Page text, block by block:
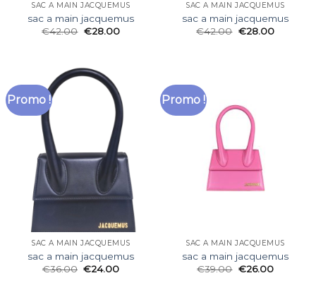
SAC A MAIN JACQUEMUS
sac a main jacquemus
€42.00 €28.00
SAC A MAIN JACQUEMUS
sac a main jacquemus
€42.00 €28.00
Promo !
SAC A MAIN JACQUEMUS
sac a main jacquemus
€36.00 €24.00
Promo !
SAC A MAIN JACQUEMUS
sac a main jacquemus
€39.00 €26.00